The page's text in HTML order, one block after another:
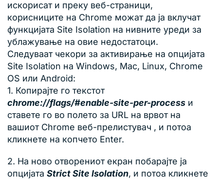
искорисат и преку веб-страници,
корисниците на Chrome можат да ја вклучат
функцијата Site Isolation на нивните уреди за
ублажување на овие недостатоци.
Следуваат чекори за активирање на опцијата
Site Isolation на Windows, Mac, Linux, Chrome
OS или Android:
1. Копирајте го текстот
chrome://flags/#enable-site-per-process и
ставете го во полето за URL на врвот на
вашиот Chrome веб-прелистувач , и потоа
кликнете на копчето Enter.
2. На ново отворениот екран побарајте ја
опцијата Strict Site Isolation, и потоа кликнете